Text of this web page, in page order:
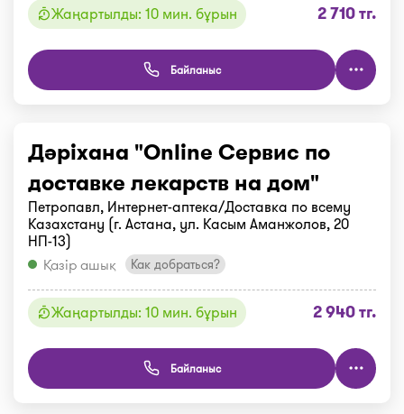
Жаңартылды: 10 мин. бұрын 2 710 тг.
Байланыс
Дәріхана "Online Сервис по
доставке лекарств на дом"
Петропавл, Интернет-аптека/Доставка по всему
Казахстану (г. Астана, ул. Касым Аманжолов, 20
НП-13)
Қазір ашық
Как добраться?
Жаңартылды: 10 мин. бұрын 2 940 тг.
Байланыс